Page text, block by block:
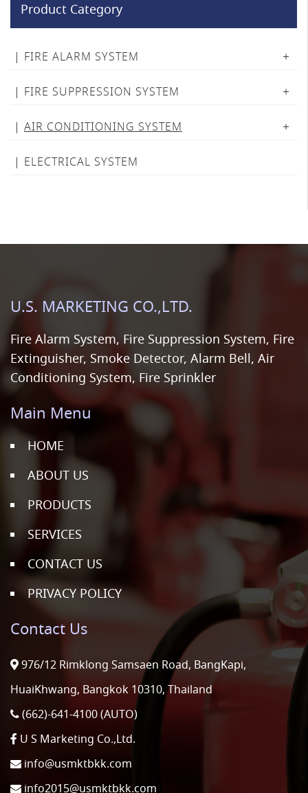
Product Category
FIRE ALARM SYSTEM
FIRE SUPPRESSION SYSTEM
AIR CONDITIONING SYSTEM
ELECTRICAL SYSTEM
U.S. MARKETING CO.,LTD.
Fire Alarm System, Fire Suppression System, Fire
Extinguisher, Smoke Detector, Alarm Bell, Air
Conditioning System, Fire Sprinkler
Main Menu
HOME
ABOUT US
PRODUCTS
SERVICES
CONTACT US
PRIVACY POLICY
Contact Us
976/12 Rimklong Samsaen Road, BangKapi,
HuaiKhwang, Bangkok 10310, Thailand
(662)-641-4100 (AUTO)
U S Marketing Co.,Ltd.
info@usmktbkk.com
info2015@usmktbkk.com